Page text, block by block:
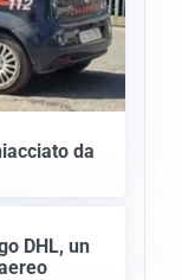
da
DHL, un